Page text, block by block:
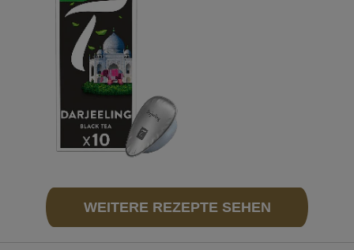
WEITERE REZEPTE SEHEN